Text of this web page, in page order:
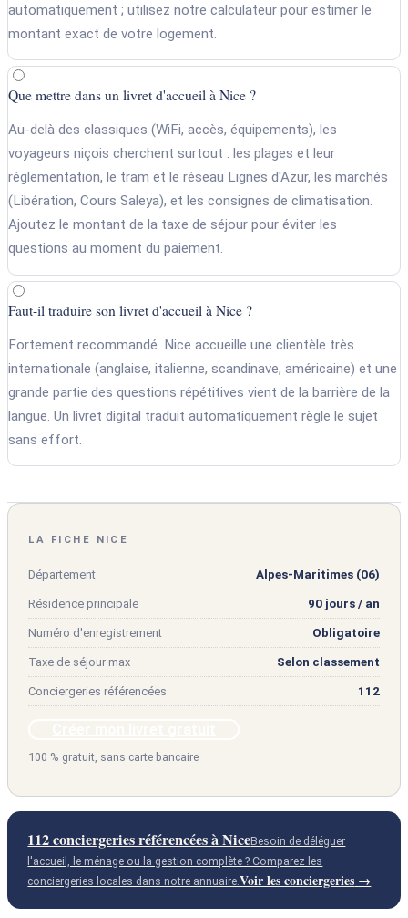
automatiquement ; utilisez notre calculateur pour estimer le
montant exact de votre logement.
Que mettre dans un livret d'accueil à Nice ?
Au-delà des classiques (WiFi, accès, équipements), les
voyageurs niçois cherchent surtout : les plages et leur
réglementation, le tram et le réseau Lignes d'Azur, les marchés
(Libération, Cours Saleya), et les consignes de climatisation.
Ajoutez le montant de la taxe de séjour pour éviter les
questions au moment du paiement.
Faut-il traduire son livret d'accueil à Nice ?
Fortement recommandé. Nice accueille une clientèle très
internationale (anglaise, italienne, scandinave, américaine) et une
grande partie des questions répétitives vient de la barrière de la
langue. Un livret digital traduit automatiquement règle le sujet
sans effort.
LA FICHE NICE
Département Alpes-Maritimes (06)
Résidence principale 90 jours / an
Numéro d'enregistrement Obligatoire
Taxe de séjour max Selon classement
Conciergeries référencées 112
100 % gratuit, sans carte bancaire
112 conciergeries référencées à NiceBesoin de déléguer
l'accueil, le ménage ou la gestion complète ? Comparez les
conciergeries locales dans notre annuaire.Voir les conciergeries